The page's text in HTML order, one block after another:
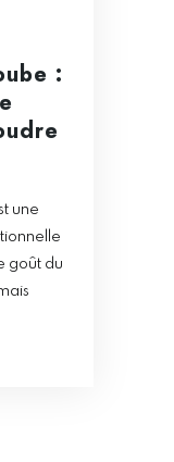
:
une
goût du